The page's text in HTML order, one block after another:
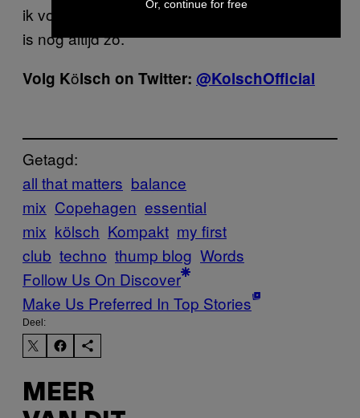
ik voelde, het veranderde mijn leven. En dat
is nog altijd zo.
Volg Kölsch on Twitter: @KolschOfficial
Getagd:
all that matters balance
mix Copehagen essential
mix kölsch Kompakt my first
club techno thump blog Words
Follow Us On Discover
Make Us Preferred In Top Stories
Deel:
MEER
Or, continue for free